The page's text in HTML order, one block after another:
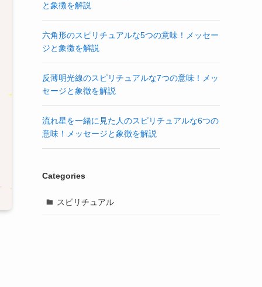
と象徴を解説
六角形のスピリチュアルな5つの意味！メッセー
ジと象徴を解説
反薄明光線のスピリチュアルな7つの意味！メッ
セージと象徴を解説
流れ星を一緒に見た人のスピリチュアルな6つの
意味！メッセージと象徴を解説
Categories
スピリチュアル